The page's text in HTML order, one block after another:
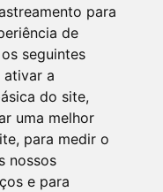
para
de
seguintes
ativar a
do site,
uma melhor
, para medir o
nossos
e para
de segunda a
das 7h às 13h
Bom